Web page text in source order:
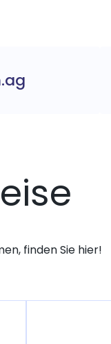
finden Sie hier!